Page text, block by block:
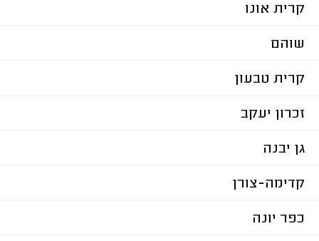
קרית אונו
שוהם
קרית טבעון
זכרון יעקב
גן יבנה
קדימה-צורן
כפר יונה